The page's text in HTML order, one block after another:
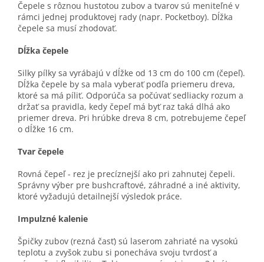
Čepele s rôznou hustotou zubov a tvarov sú meniteľné v
rámci jednej produktovej rady (napr. Pocketboy). Dĺžka
čepele sa musí zhodovať.
Dĺžka čepele
Silky pílky sa vyrábajú v dĺžke od 13 cm do 100 cm (čepeľ).
Dĺžka čepele by sa mala vyberať podľa priemeru dreva,
ktoré sa má píliť. Odporúča sa počúvať sedliacky rozum a
držať sa pravidla, kedy čepeľ má byť raz taká dlhá ako
priemer dreva. Pri hrúbke dreva 8 cm, potrebujeme čepeľ
o dĺžke 16 cm.
Tvar čepele
Rovná čepeľ - rez je precíznejší ako pri zahnutej čepeli.
Správny výber pre bushcraftové, záhradné a iné aktivity,
ktoré vyžadujú detailnejší výsledok práce.
Impulzné kalenie
Špičky zubov (rezná časť) sú laserom zahriaté na vysokú
teplotu a zvyšok zubu si ponecháva svoju tvrdosť a